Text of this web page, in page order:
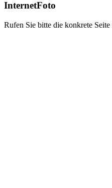
InternetFoto
Rufen Sie bitte die konkrete